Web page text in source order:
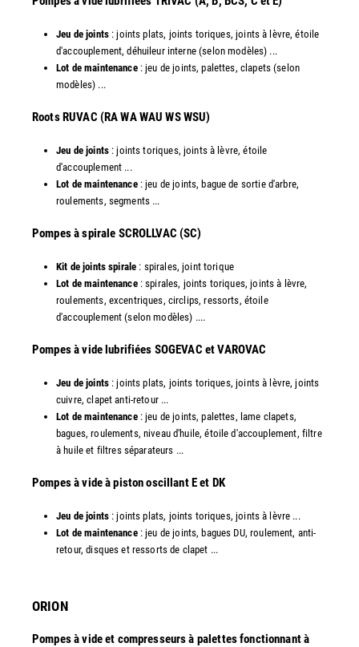
Jeu de joints: joints plats, joints toriques, joints à lèvre, étoile
d'accouplement, déhuileur interne (selon modèles) ...
Lot de maintenance: jeu de joints, palettes, clapets (selon
modèles) ...
​Roots RUVAC (RA WA WAU WS WSU)
Jeu de joints: joints toriques, joints à lèvre, étoile
d'accouplement ...
Lot de maintenance : jeu de joints, bague de sortie d'arbre,
roulements, segments ...
​Pompes à spirale SCROLLVAC (SC)
Kit de joints spirale : spirales, joint torique
Lot de maintenance: spirales, joints toriques, joints à lèvre,
roulements, excentriques, circlips, ressorts, étoile
d'accouplement (selon modèles) ....
​Pompes à vide lubrifiées SOGEVAC et VAROVAC
Jeu de joints: joints plats, joints toriques, joints à lèvre, joints
cuivre, clapet anti-retour ...
Lot de maintenance: jeu de joints, palettes, lame clapets,
bagues, roulements, niveau d'huile, étoile d'accouplement, filtre
à huile et filtres séparateurs ...
​Pompes à vide à piston oscillant E et DK
Jeu de joints: joints plats, joints toriques, joints à lèvre ...
Lot de maintenance: jeu de joints, bagues DU, roulement, anti-
retour, disques et ressorts de clapet ...​
ORION
Pompes à vide et compresseurs à palettes fonctionnant à